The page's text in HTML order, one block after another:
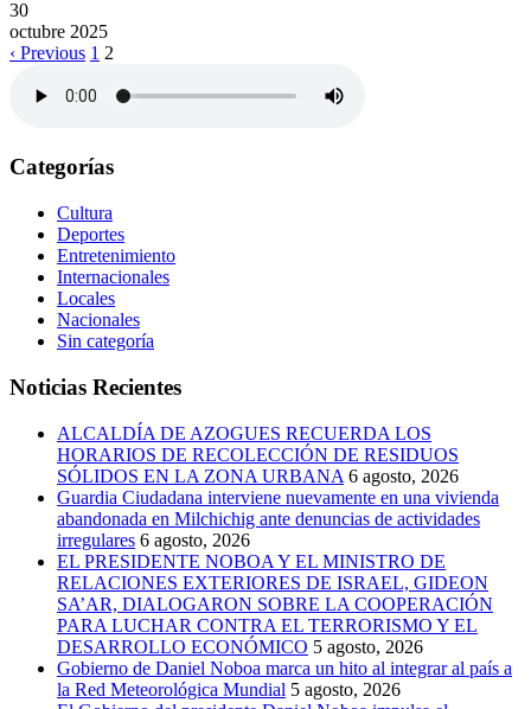
30
octubre 2025
‹ Previous 1 2
Categorías
Cultura
Deportes
Entretenimiento
Internacionales
Locales
Nacionales
Sin categoría
Noticias Recientes
ALCALDÍA DE AZOGUES RECUERDA LOS
HORARIOS DE RECOLECCIÓN DE RESIDUOS
SÓLIDOS EN LA ZONA URBANA 6 agosto, 2026
Guardia Ciudadana interviene nuevamente en una vivienda
abandonada en Milchichig ante denuncias de actividades
irregulares 6 agosto, 2026
EL PRESIDENTE NOBOA Y EL MINISTRO DE
RELACIONES EXTERIORES DE ISRAEL, GIDEON
SA’AR, DIALOGARON SOBRE LA COOPERACIÓN
PARA LUCHAR CONTRA EL TERRORISMO Y EL
DESARROLLO ECONÓMICO 5 agosto, 2026
Gobierno de Daniel Noboa marca un hito al integrar al país a
la Red Meteorológica Mundial 5 agosto, 2026